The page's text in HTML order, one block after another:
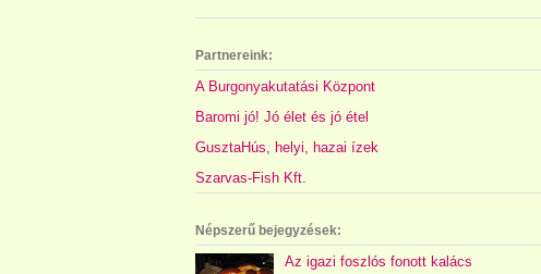
Partnereink:
A Burgonyakutatási Központ
Baromi jó! Jó élet és jó étel
GusztaHús, helyi, hazai ízek
Szarvas-Fish Kft.
Népszerű bejegyzések:
Az igazi foszlós fonott kalács